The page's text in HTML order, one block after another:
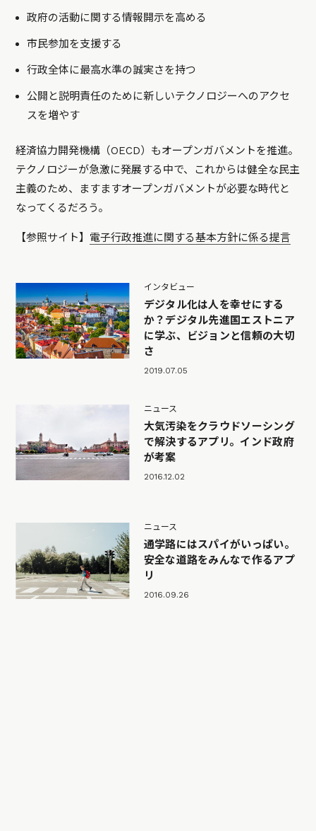
政府の活動に関する情報開示を高める
市民参加を支援する
行政全体に最高水準の誠実さを持つ
公開と説明責任のために新しいテクノロジーへのアクセ
スを増やす
経済協力開発機構（OECD）もオープンガバメントを推進。
テクノロジーが急激に発展する中で、これからは健全な民主
主義のため、ますますオープンガバメントが必要な時代と
なってくるだろう。
【参照サイト】 電子行政推進に関する基本方針に係る提言
インタビュー
デジタル化は人を幸せにする
か？デジタル先進国エストニア
に学ぶ、ビジョンと信頼の大切
さ
2019.07.05
ニュース
大気汚染をクラウドソーシング
で解決するアプリ。インド政府
が考案
2016.12.02
ニュース
通学路にはスパイがいっぱい。
安全な道路をみんなで作るアプ
リ
2016.09.26